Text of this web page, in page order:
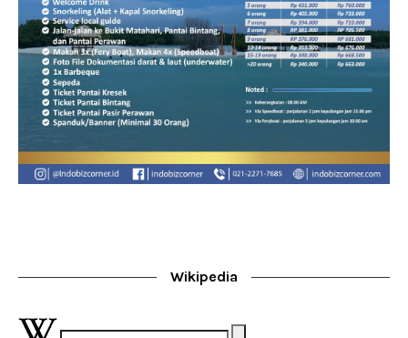
Wikipedia